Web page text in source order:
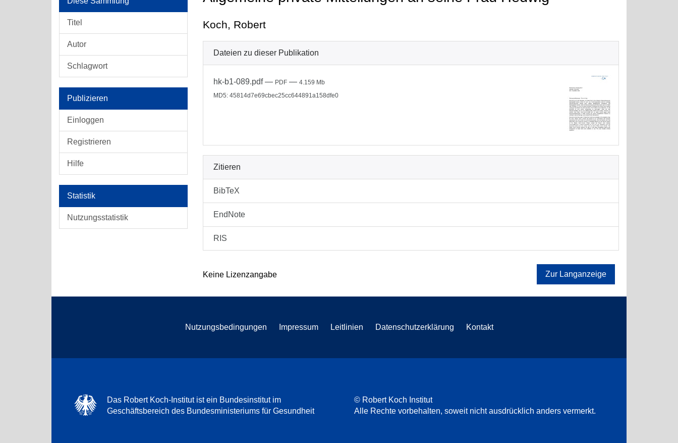
Titel
Autor
Schlagwort
Publizieren
Einloggen
Registrieren
Hilfe
Statistik
Nutzungsstatistik
Koch, Robert
Dateien zu dieser Publikation
hk-b1-089.pdf— PDF — 4.159 Mb
MD5: 45814d7e69cbec25cc644891a158dfe0
Zitieren
BibTeX
EndNote
RIS
Keine Lizenzangabe Zur Langanzeige
Nutzungsbedingungen Impressum Leitlinien Datenschutzerklärung Kontakt
Das Robert Koch-Institut ist ein Bundesinstitut im
Geschäftsbereich des Bundesministeriums für Gesundheit
© Robert Koch Institut
Alle Rechte vorbehalten, soweit nicht ausdrücklich anders vermerkt.